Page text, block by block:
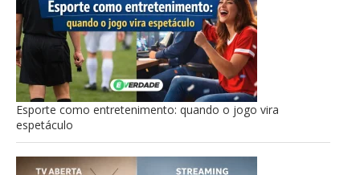
Esporte como entretenimento: quando o jogo vira
espetáculo